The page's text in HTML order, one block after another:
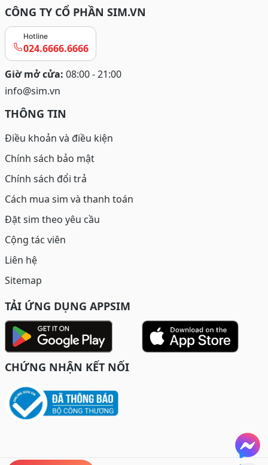
CÔNG TY CỔ PHẦN SIM.VN
Hotline
024.6666.6666
Giờ mở cửa: 08:00 - 21:00
info@sim.vn
THÔNG TIN
Điều khoản và điều kiện
Chính sách bảo mật
Chính sách đổi trả
Cách mua sim và thanh toán
Đặt sim theo yêu cầu
Cộng tác viên
Liên hệ
Sitemap
TẢI ỨNG DỤNG APPSIM
CHỨNG NHẬN KẾT NỐI